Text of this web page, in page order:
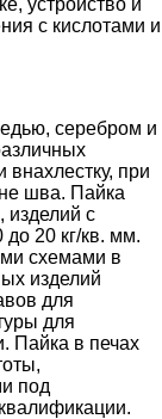
с кислотами и
серебром и
при
шва. Пайка
изделий с
20 кг/кв. мм.
схемами в
изделий
для
для
Пайка в печах
под